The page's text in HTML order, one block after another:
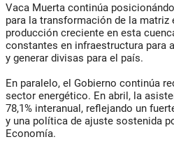
Vaca Muerta continúa
para la transformación de la matriz
producción creciente en esta
constantes en infraestructura para
y generar divisas para el país.
En paralelo, el Gobierno continúa
sector energético. En abril, la
78,1% interanual, reflejando un
y una política de ajuste sostenida
Economía.